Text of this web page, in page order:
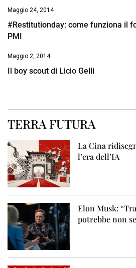
Maggio 24, 2014
#Restitutionday: come funziona il
PMI
Maggio 2, 2014
Il boy scout di Licio Gelli
TERRA FUTURA
La Cina
l’era dell’IA
Elon Musk:
potrebbe non